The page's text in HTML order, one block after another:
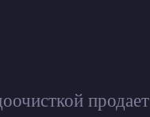
продает